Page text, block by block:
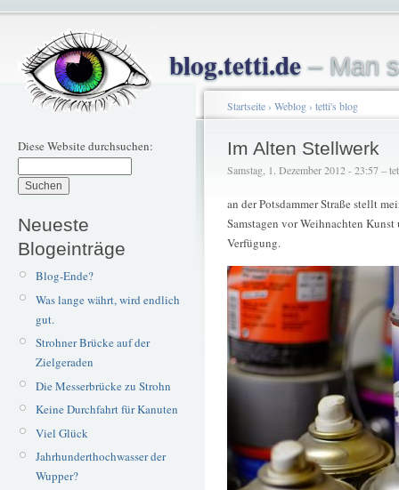
blog.tetti.de– Man
Diese Website durchsuchen:
Neueste
Blogeinträge
Blog-Ende?
Was lange währt, wird endlich
gut.
Strohner Brücke auf der
Zielgeraden
Die Messerbrücke zu Strohn
Keine Durchfahrt für Kanuten
Viel Glück
Jahrhunderthochwasser der
Wupper?
Startseite› Weblog› tetti's blog
Im Alten Stellwerk
Samstag, 1. Dezember 2012 - 23:57 –
an der Potsdammer Straße stellt
Samstagen vor Weihnachten
Verfügung.